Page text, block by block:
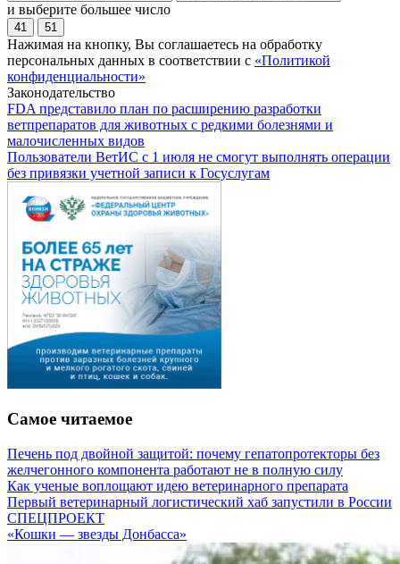
и выберите большее число
41 51
Нажимая на кнопку, Вы соглашаетесь на обработку
персональных данных в соответствии с «Политикой
конфиденциальности»
Законодательство
FDA представило план по расширению разработки
ветпрепаратов для животных с редкими болезнями и
малочисленных видов
Пользователи ВетИС с 1 июля не смогут выполнять операции
без привязки учетной записи к Госуслугам
Самое читаемое
Печень под двойной защитой: почему гепатопротекторы без
желчегонного компонента работают не в полную силу
Как ученые воплощают идею ветеринарного препарата
Первый ветеринарный логистический хаб запустили в России
СПЕЦПРОЕКТ
«Кошки — звезды Донбасса»